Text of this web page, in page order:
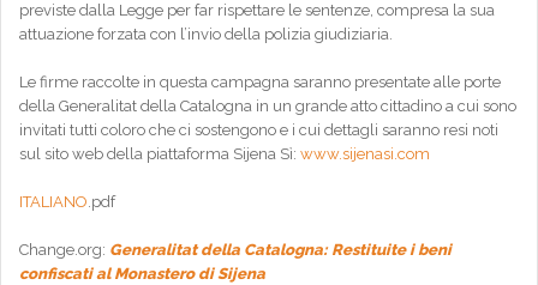
previste dalla Legge per far rispettare le sentenze, compresa la sua
attuazione forzata con l’invio della polizia giudiziaria.
Le firme raccolte in questa campagna saranno presentate alle porte
della Generalitat della Catalogna in un grande atto cittadino a cui sono
invitati tutti coloro che ci sostengono e i cui dettagli saranno resi noti
sul sito web della piattaforma Sijena Sì: www.sijenasi.com
ITALIANO.pdf
Change.org: Generalitat della Catalogna: Restituite i beni
confiscati al Monastero di Sijena